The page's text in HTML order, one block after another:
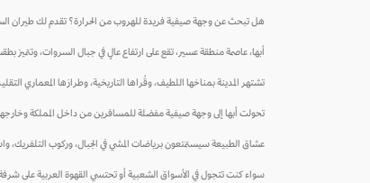
هل تبحث عن وجهة صيفية فريدة للهروب من الحرارة؟ تقدم لك طيران
أبها، عاصمة منطقة عسير، تقع على ارتفاع عالٍ في جبال السروات، وتتميز
تشتهر المدينة بمناخها اللطيف، وقُراها التاريخية، وطرازها المعماري
تحولت أبها إلى وجهة صيفية مفضلة للمسافرين من داخل المملكة وخارجها،
عشاق الطبيعة سيستمتعون برياضات المشي في الجبال، وركوب التلفريك،
سواء كنت تتجول في الأسواق الشعبية أو تحتسي القهوة العربية على